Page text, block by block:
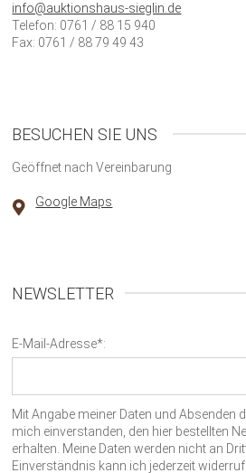
info@auktionshaus-sieglin.de
Telefon: 0761 / 88 15 940
Fax: 0761 / 88 79 49 43
BESUCHEN SIE UNS
Geöffnet nach Vereinbarung
Google Maps
NEWSLETTER
E-Mail-Adresse*:
Mit Angabe meiner Daten und Absenden
mich einverstanden, den hier bestellten
erhalten. Meine Daten werden nicht an
Einverständnis kann ich jederzeit